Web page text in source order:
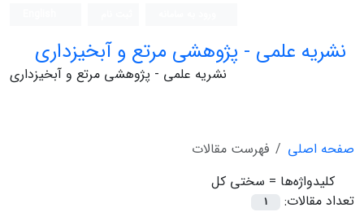
نشریه علمی - پژوهشی مرتع و آبخیزداری
نشریه علمی - پژوهشی مرتع و آبخیزداری
صفحه اصلی
فهرست مقالات
کلیدواژه‌ها = سختی کل
تعداد مقالات:
1